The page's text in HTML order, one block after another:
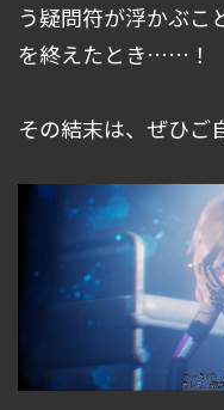
う疑問符が浮かぶこ
を終えたとき……！
その結末は、ぜひご